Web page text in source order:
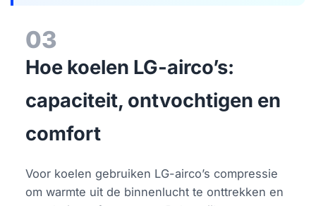
03
Hoe koelen LG-airco’s:
capaciteit, ontvochtigen en
comfort
Voor koelen gebruiken LG-airco’s compressie
om warmte uit de binnenlucht te onttrekken en